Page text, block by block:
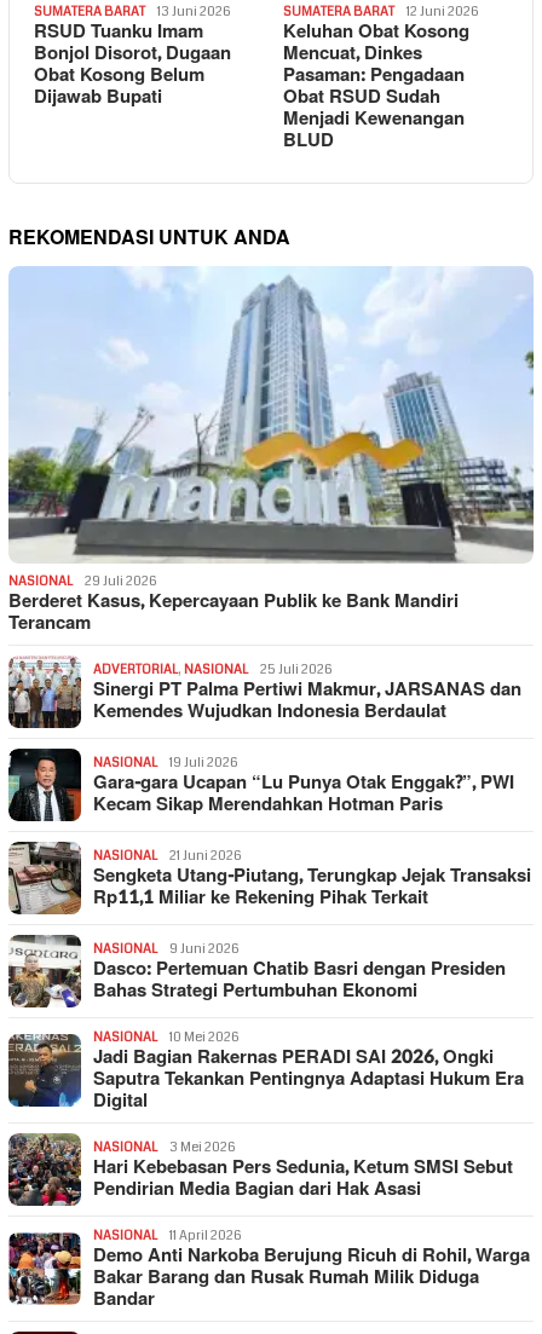
SUMATERA BARAT 13 Juni 2026
RSUD Tuanku Imam
Bonjol Disorot, Dugaan
Obat Kosong Belum
Dijawab Bupati
SUMATERA BARAT 12 Juni 2026
Keluhan Obat Kosong
Mencuat, Dinkes
Pasaman: Pengadaan
Obat RSUD Sudah
Menjadi Kewenangan
BLUD
REKOMENDASI UNTUK ANDA
NASIONAL 29 Juli 2026
Berderet Kasus, Kepercayaan Publik ke Bank Mandiri
Terancam
ADVERTORIAL, NASIONAL 25 Juli 2026
Sinergi PT Palma Pertiwi Makmur, JARSANAS dan
Kemendes Wujudkan Indonesia Berdaulat
NASIONAL 19 Juli 2026
Gara-gara Ucapan “Lu Punya Otak Enggak?”, PWI
Kecam Sikap Merendahkan Hotman Paris
NASIONAL 21 Juni 2026
Sengketa Utang-Piutang, Terungkap Jejak Transaksi
Rp11,1 Miliar ke Rekening Pihak Terkait
NASIONAL 9 Juni 2026
Dasco: Pertemuan Chatib Basri dengan Presiden
Bahas Strategi Pertumbuhan Ekonomi
NASIONAL 10 Mei 2026
Jadi Bagian Rakernas PERADI SAI 2026, Ongki
Saputra Tekankan Pentingnya Adaptasi Hukum Era
Digital
NASIONAL 3 Mei 2026
Hari Kebebasan Pers Sedunia, Ketum SMSI Sebut
Pendirian Media Bagian dari Hak Asasi
NASIONAL 11 April 2026
Demo Anti Narkoba Berujung Ricuh di Rohil, Warga
Bakar Barang dan Rusak Rumah Milik Diduga
Bandar